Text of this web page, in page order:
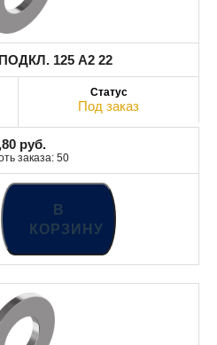
125 A2 22
Под заказ
руб.
заказа: 50
В
КОРЗИНУ